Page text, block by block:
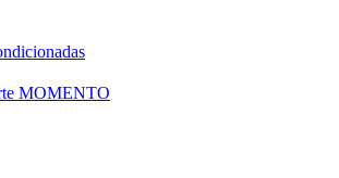
MOMENTO